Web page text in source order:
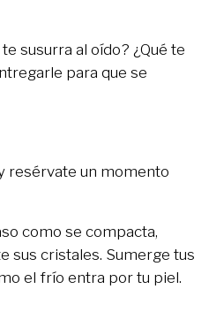
susurra al oído? ¿Qué te
para que se
resérvate un momento
como se compacta,
sus cristales. Sumerge tus
el frío entra por tu piel.